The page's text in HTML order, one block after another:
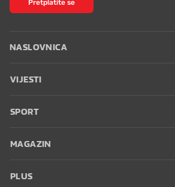
NASLOVNICA
VIJESTI
SPORT
MAGAZIN
PLUS